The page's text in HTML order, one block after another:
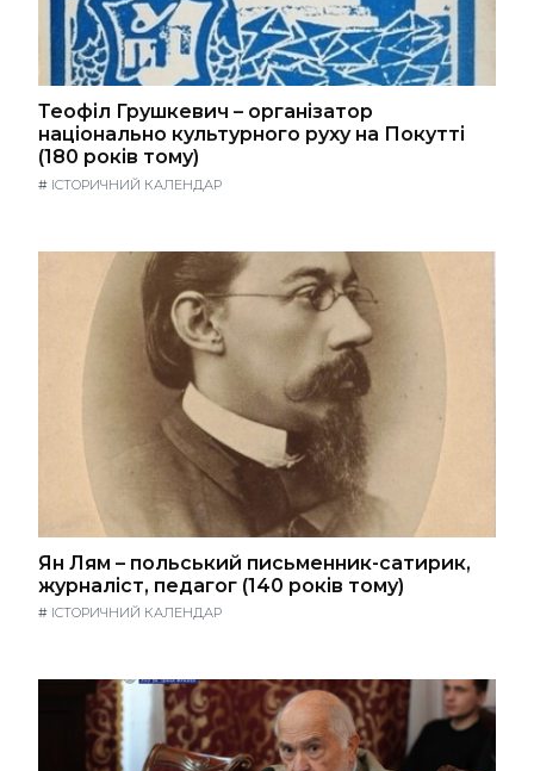
Теофіл Грушкевич – організатор
національно культурного руху на Покутті
(180 років тому)
# ІСТОРИЧНИЙ КАЛЕНДАР
Ян Лям – польський письменник-сатирик,
журналіст, педагог (140 років тому)
# ІСТОРИЧНИЙ КАЛЕНДАР